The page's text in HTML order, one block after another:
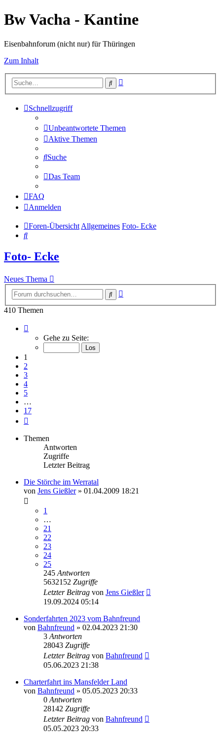
Bw Vacha - Kantine
Eisenbahnforum (nicht nur) für Thüringen
Zum Inhalt
Suche
Schnellzugriff
Unbeantwortete Themen
Aktive Themen
Suche
Das Team
FAQ
Anmelden
Foren-ÜbersichtAllgemeines Foto- Ecke
Suche
Foto- Ecke
Neues Thema
Suche
410 Themen
von
Gehe zu Seite:
1
2
3
4
5
…
17
Themen
Antworten
Zugriffe
Letzter Beitrag
Die Störche im Werratal
von Jens Gießler» 01.04.2009 18:21
1
…
21
22
23
24
25
245 Antworten
5632152 Zugriffe
Letzter Beitrag von Jens Gießler
19.09.2024 05:14
Sonderfahrten 2023 vom Bahnfreund
von Bahnfreund » 02.04.2023 21:30
3 Antworten
28043 Zugriffe
Letzter Beitrag von Bahnfreund
05.06.2023 21:38
Charterfahrt ins Mansfelder Land
von Bahnfreund » 05.05.2023 20:33
0 Antworten
28142 Zugriffe
Letzter Beitrag von Bahnfreund
05.05.2023 20:33